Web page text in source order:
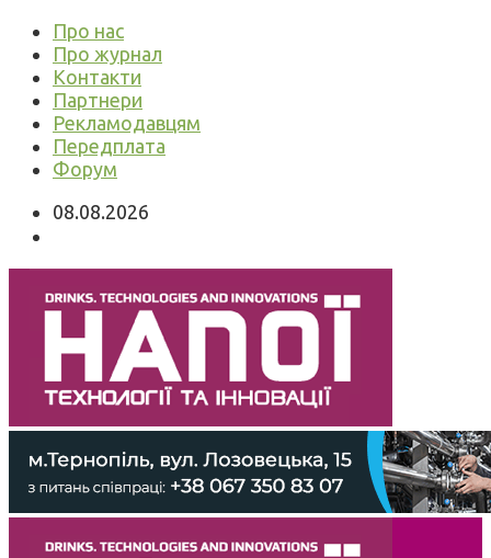
Про нас
Про журнал
Контакти
Партнери
Рекламодавцям
Передплата
Форум
08.08.2026